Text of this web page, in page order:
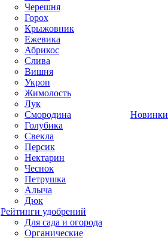
Черешня
Горох
Крыжовник
Ежевика
Абрикос
Слива
Вишня
Укроп
Жимолость
Лук
Смородина
Голубика
Свекла
Персик
Нектарин
Чеснок
Петрушка
Алыча
Дюк
Рейтинги удобрений
Для сада и огорода
Органические
Новинки